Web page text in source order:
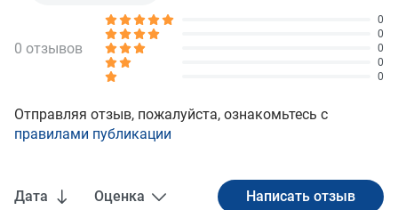
Дата Оценка
0 отзывов
0
0
0
0
0
Отправляя отзыв, пожалуйста, ознакомьтесь с
правилами публикации